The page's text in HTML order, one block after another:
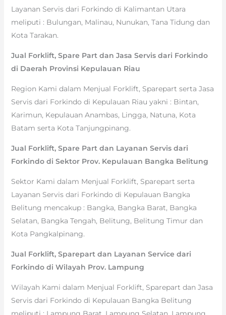
Layanan Servis dari Forkindo di Kalimantan Utara
meliputi : Bulungan, Malinau, Nunukan, Tana Tidung dan
Kota Tarakan.
Jual Forklift, Spare Part dan Jasa Servis dari Forkindo
di Daerah Provinsi Kepulauan Riau
Region Kami dalam Menjual Forklift, Sparepart serta Jasa
Servis dari Forkindo di Kepulauan Riau yakni : Bintan,
Karimun, Kepulauan Anambas, Lingga, Natuna, Kota
Batam serta Kota Tanjungpinang.
Jual Forklift, Spare Part dan Layanan Servis dari
Forkindo di Sektor Prov. Kepulauan Bangka Belitung
Sektor Kami dalam Menjual Forklift, Sparepart serta
Layanan Servis dari Forkindo di Kepulauan Bangka
Belitung mencakup : Bangka, Bangka Barat, Bangka
Selatan, Bangka Tengah, Belitung, Belitung Timur dan
Kota Pangkalpinang.
Jual Forklift, Sparepart dan Layanan Service dari
Forkindo di Wilayah Prov. Lampung
Wilayah Kami dalam Menjual Forklift, Sparepart dan Jasa
Servis dari Forkindo di Kepulauan Bangka Belitung